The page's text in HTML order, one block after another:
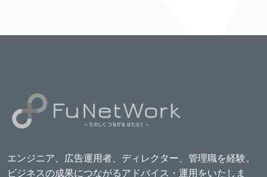
エンジニア、広告運用者、ディレクター、管理職を経験。
ビジネスの成果につながるアドバイス・運用をいたしま